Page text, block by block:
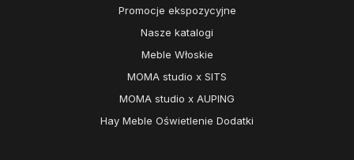
Promocje ekspozycyjne
Nasze katalogi
Meble Włoskie
MOMA studio x SITS
MOMA studio x AUPING
Hay Meble Oświetlenie Dodatki